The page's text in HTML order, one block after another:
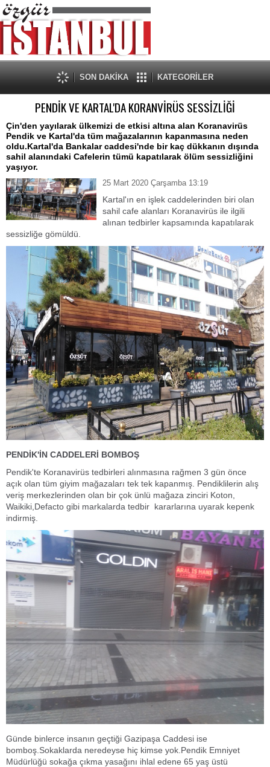
SON DAKİKA KATEGORİLER
PENDİK VE KARTAL'DA KORANVİRÜS SESSİZLİĞİ
Çin'den yayılarak ülkemizi de etkisi altına alan Koranavirüs
Pendik ve Kartal'da tüm mağazalarının kapanmasına neden
oldu.Kartal'da Bankalar caddesi'nde bir kaç dükkanın dışında
sahil alanındaki Cafelerin tümü kapatılarak ölüm sessizliğini
yaşıyor.
25 Mart 2020 Çarşamba 13:19
Kartal'ın en işlek caddelerinden biri olan
sahil cafe alanları Koranavirüs ile ilgili
alınan tedbirler kapsamında kapatılarak
sessizliğe gömüldü.
PENDİK'İN CADDELERİ BOMBOŞ
Pendik'te Koranavirüs tedbirleri alınmasına rağmen 3 gün önce
açık olan tüm giyim mağazaları tek tek kapanmış. Pendiklilerin alış
veriş merkezlerinden olan bir çok ünlü mağaza zinciri Koton,
Waikiki,Defacto gibi markalarda tedbir kararlarına uyarak kepenk
indirmiş.
Günde binlerce insanın geçtiği Gazipaşa Caddesi ise
bomboş.Sokaklarda neredeyse hiç kimse yok.Pendik Emniyet
Müdürlüğü sokağa çıkma yasağını ihlal edene 65 yaş üstü